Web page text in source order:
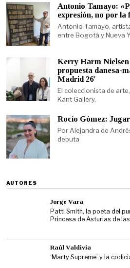
Antonio Tamayo:
expresión, no por la
Antonio Tamayo,
entre Bogotá y Nueva
Kerry Harm
propuesta danesa-
Madrid 26′
El coleccionista de
Kant Gallery,
Rocío Gómez:
Por Alejandra de
debuta
AUTORES
Jorge Vara
Patti Smith, la poeta del
Princesa de Asturias de
Raúl Valdivia
‘Marty Supreme’ y la